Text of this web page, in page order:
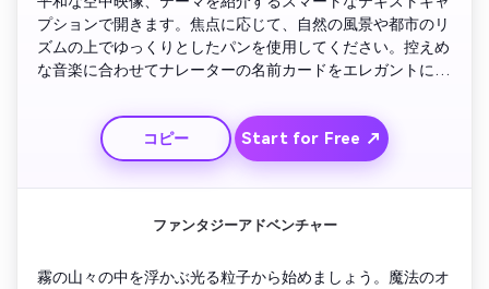
プションで開きます。焦点に応じて、自然の風景や都市のリ
ズムの上でゆっくりとしたパンを使用してください。控えめ
な音楽に合わせてナレーターの名前カードをエレガントに表
タイトルを明らかにします。事実に基づいたストーリーテリ
ングに適した時代を超越した信頼できる美学を維持し、詳細
に着実にズームして終わります。
コピー Start for Free ↗
ファンタジーアドベンチャー
霧の山々の中を浮かぶ光る粒子から始めましょう。魔法のオ